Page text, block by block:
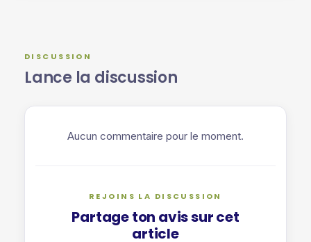
DISCUSSION
Lance la discussion
Aucun commentaire pour le moment.
REJOINS LA DISCUSSION
Partage ton avis sur cet
article